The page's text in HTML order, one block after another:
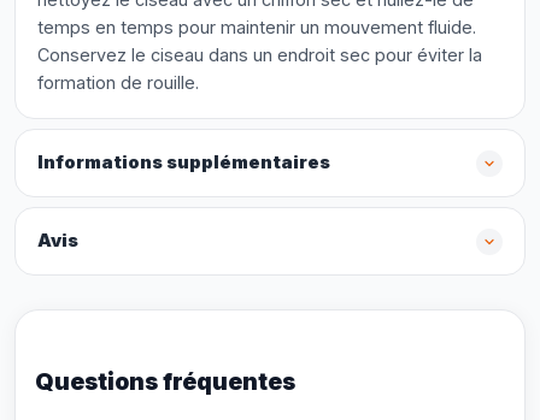
temps en temps pour maintenir un mouvement fluide.
Conservez le ciseau dans un endroit sec pour éviter la
formation de rouille.
Informations supplémentaires
Avis
Questions fréquentes